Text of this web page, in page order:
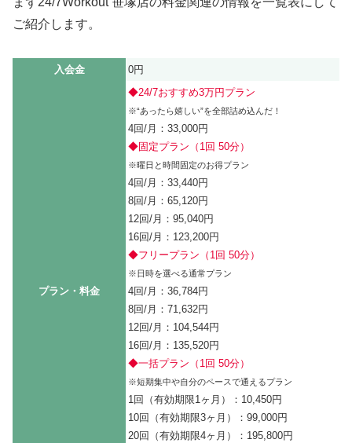
ご紹介します。
入会金 0円
プラン・料金
◆24/7おすすめ3万円プラン
※“あったら嬉しい”を全部詰め込んだ！
4回/月：33,000円
◆固定プラン（1回 50分）
※曜日と時間固定のお得プラン
4回/月：33,440円
8回/月：65,120円
12回/月：95,040円
16回/月：123,200円
◆フリープラン（1回 50分）
※日時を選べる通常プラン
4回/月：36,784円
8回/月：71,632円
12回/月：104,544円
16回/月：135,520円
◆一括プラン（1回 50分）
※短期集中や自分のペースで通えるプラン
1回（有効期限1ヶ月）：10,450円
10回（有効期限3ヶ月）：99,000円
20回（有効期限4ヶ月）：195,800円